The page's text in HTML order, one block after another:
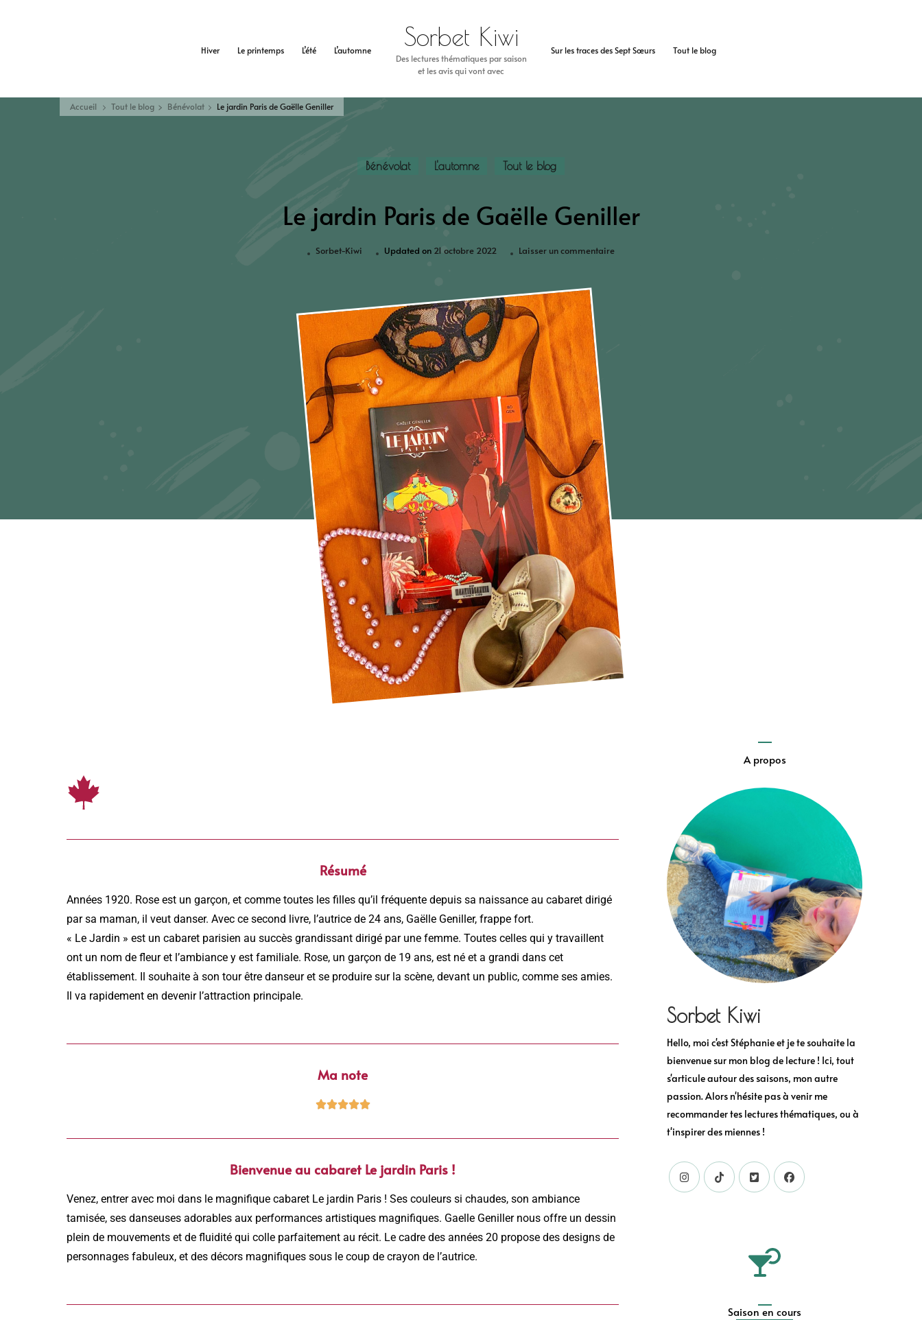
Hiver Le printemps L’été L’automne Sur les traces des Sept Sœurs Tout le blog
Sorbet Kiwi
Des lectures thématiques par saison
et les avis qui vont avec
Accueil Tout le blog Bénévolat Le jardin Paris de Gaëlle Geniller
Bénévolat L'automne Tout le blog
Le jardin Paris de Gaëlle Geniller
Sorbet-Kiwi Updated on 21 octobre 2022 Laisser un commentaire
Résumé
Années 1920. Rose est un garçon, et comme toutes les filles qu’il fréquente depuis sa naissance au cabaret dirigé
par sa maman, il veut danser. Avec ce second livre, l’autrice de 24 ans, Gaëlle Geniller, frappe fort.
« Le Jardin » est un cabaret parisien au succès grandissant dirigé par une femme. Toutes celles qui y travaillent
ont un nom de fleur et l’ambiance y est familiale. Rose, un garçon de 19 ans, est né et a grandi dans cet
établissement. Il souhaite à son tour être danseur et se produire sur la scène, devant un public, comme ses amies.
Il va rapidement en devenir l’attraction principale.
Ma note

Bienvenue au cabaret Le jardin Paris !
Venez, entrer avec moi dans le magnifique cabaret Le jardin Paris ! Ses couleurs si chaudes, son ambiance
tamisée, ses danseuses adorables aux performances artistiques magnifiques. Gaelle Geniller nous offre un dessin
plein de mouvements et de fluidité qui colle parfaitement au récit. Le cadre des années 20 propose des designs de
personnages fabuleux, et des décors magnifiques sous le coup de crayon de l’autrice.
A propos
Sorbet Kiwi
Hello, moi c'est Stéphanie et je te souhaite la
bienvenue sur mon blog de lecture ! Ici, tout
s'articule autour des saisons, mon autre
passion. Alors n'hésite pas à venir me
recommander tes lectures thématiques, ou à
t'inspirer des miennes !
Saison en cours